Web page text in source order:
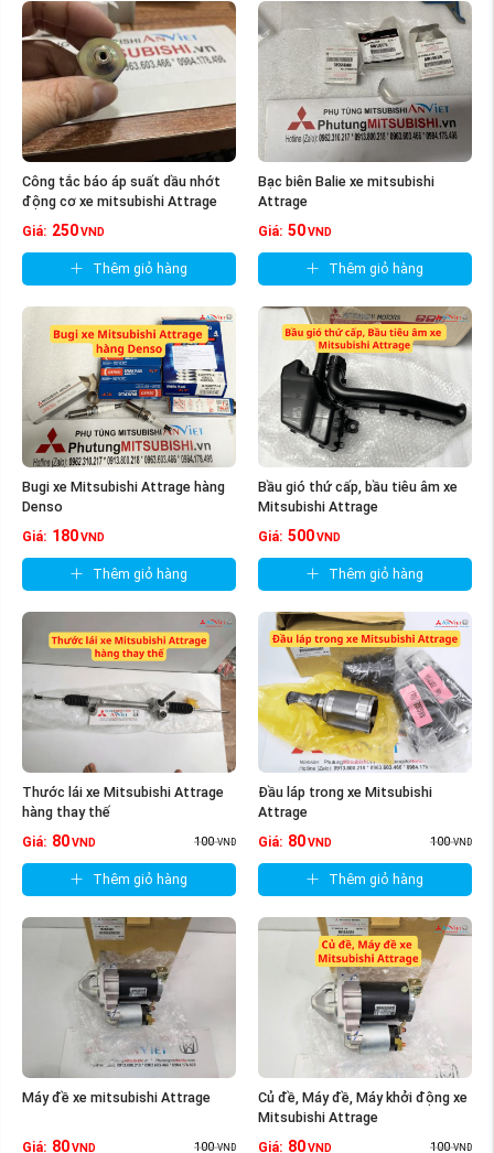
Công tắc báo áp suất dầu nhớt
động cơ xe mitsubishi Attrage
Giá: 250 VND
Thêm giỏ hàng
Bạc biên Balie xe mitsubishi
Attrage
Giá: 50 VND
Thêm giỏ hàng
Bugi xe Mitsubishi Attrage hàng
Denso
Giá: 180 VND
Thêm giỏ hàng
Bầu gió thứ cấp, bầu tiêu âm xe
Mitsubishi Attrage
Giá: 500 VND
Thêm giỏ hàng
Thước lái xe Mitsubishi Attrage
hàng thay thế
Giá: 80 VND 100 VND
Thêm giỏ hàng
Đầu láp trong xe Mitsubishi
Attrage
Giá: 80 VND 100 VND
Thêm giỏ hàng
Máy đề xe mitsubishi Attrage
Giá: 80 VND 100 VND
Củ đề, Máy đề, Máy khởi động xe
Mitsubishi Attrage
Giá: 80 VND 100 VND